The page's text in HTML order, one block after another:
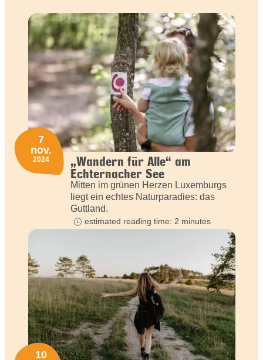
„Wandern für Alle“ am
Echternacher See
Mitten im grünen Herzen Luxemburgs
liegt ein echtes Naturparadies: das
Guttland.
7
nov.
2024
estimated reading time: 2 minutes
10